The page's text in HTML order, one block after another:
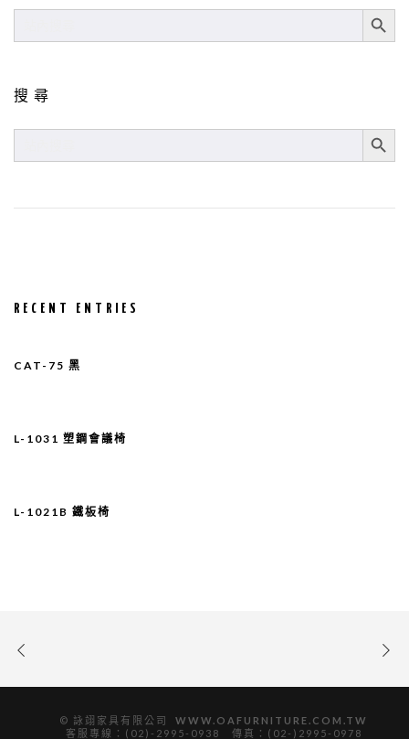
SEARCH
SEARCH
搜尋
SEARCH
SEARCH
RECENT ENTRIES
CAT-75 黑
L-1031 塑鋼會議椅
L-1021B 鐵板椅
© 詠翊家具有限公司
WWW.OAFURNITURE.COM.TW
客服專線：(02)-2995-0938 傳真：(02-)2995-0978